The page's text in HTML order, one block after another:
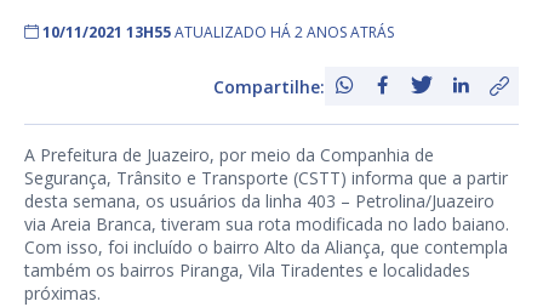
10/11/2021 13H55ATUALIZADO HÁ 2 ANOS ATRÁS
Compartilhe:
A Prefeitura de Juazeiro, por meio da Companhia de
Segurança, Trânsito e Transporte (CSTT) informa que a partir
desta semana, os usuários da linha 403 – Petrolina/Juazeiro
via Areia Branca, tiveram sua rota modificada no lado baiano.
Com isso, foi incluído o bairro Alto da Aliança, que contempla
também os bairros Piranga, Vila Tiradentes e localidades
próximas.